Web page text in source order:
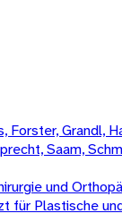
Grandl,
Saam,
und
für Plastische